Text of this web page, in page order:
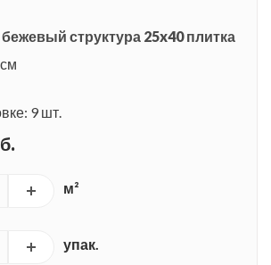
структура 25x40 плитка
9 шт.
м²
упак.